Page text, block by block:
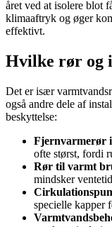
året ved at isolere blot
klimaaftryk og øger
effektivt.
Hvilke rør og
Det er især
også andre dele af
beskyttelse:
Fjernvarmerør
ofte størst, fordi
Rør til varmt
mindsker
specielle kapper